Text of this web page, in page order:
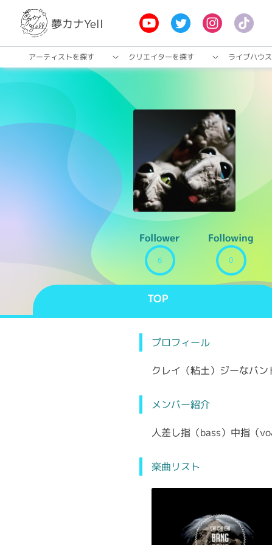
夢カナYell
アーティストを探す クリエイターを探す ライブハウ
Follower
6
Following
0
TOP
プロフィール
クレイ（粘土）ジーなバン
メンバー紹介
人差し指（bass）中指（
楽曲リスト